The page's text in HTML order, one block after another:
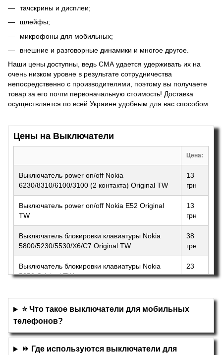
тачскрины и дисплеи;
шлейфы;
микрофоны для мобильных;
внешние и разговорные динамики и многое другое.
Наши цены доступны, ведь СМА удается удерживать их на
очень низком уровне в результате сотрудничества
непосредственно с производителями, поэтому вы получаете
товар за его почти первоначальную стоимость! Доставка
осуществляется по всей Украине удобным для вас способом.
Цены на Выключатели
Цена:
Выключатель power on/off Nokia
6230/8310/6100/3100 (2 контакта) Original TW
13
грн
Выключатель power on/off Nokia E52 Original
TW
13
грн
Выключатель блокировки клавиатуры Nokia
5800/5230/5530/X6/C7 Original TW
38
грн
Выключатель блокировки клавиатуры Nokia
5250 Original TW
23
грн
⭐ Что такое выключатели для мобильных
телефонов?
⏩ Где используются выключатели для